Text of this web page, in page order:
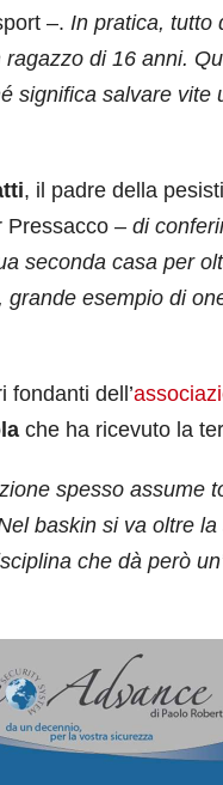
–. In pratica, tutto
di 16 anni.
significa salvare vite
, il padre della
Pressacco – di
seconda casa per
esempio di
fondanti dell’
che ha ricevuto la
spesso assume
baskin si va oltre
che dà però